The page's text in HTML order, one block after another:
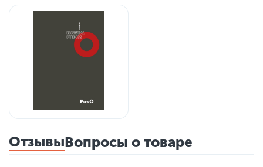
ОтзывыВопросы о товаре